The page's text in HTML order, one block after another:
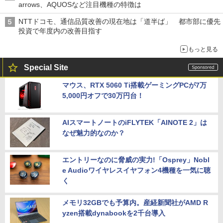
arrows、AQUOSなど注目機種の特徴は
NTTドコモ、通信品質改善の現在地は「道半ば」 都市部に優先
投資で年度内の改善目指す
もっと見る
Special Site
マウス、RTX 5060 Ti搭載ゲーミングPCが7万
5,000円オフで30万円台！
AIスマートノートのiFLYTEK「AINOTE 2」は
なぜ魅力的なのか？
エントリーなのに脅威の実力!「Osprey」Nobl
e Audioワイヤレスイヤフォン4機種を一気に聴
く
メモリ32GBでも予算内。産経新聞社がAMD R
yzen搭載dynabookを2千台導入